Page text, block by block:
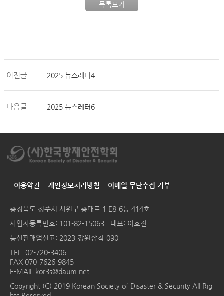
목록보기
이전글 2025 뉴스레터4
다음글 2025 뉴스레터6
이용약관 개인정보처리방침 이메일 무단수집 거부
충청북도 청주시 서원구 충대로 1 E8-6동 414호
사업자등록번호: 101-82-15063 대표: 이호진
통신판매업신고: 2023-강원삼척-090
TEL 02-720-3406
FAX 070-7626-9845
E-MAIL
kor3s@daum.net
Copyright (C) 2019 Korean Society of Disaster & Security All Rig